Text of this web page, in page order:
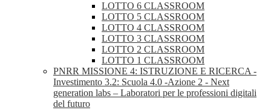
LOTTO 6 CLASSROOM
LOTTO 5 CLASSROOM
LOTTO 4 CLASSROOM
LOTTO 3 CLASSROOM
LOTTO 2 CLASSROOM
LOTTO 1 CLASSROOM
PNRR MISSIONE 4: ISTRUZIONE E RICERCA -
Investimento 3.2: Scuola 4.0 -Azione 2 - Next
generation labs – Laboratori per le professioni digitali
del futuro